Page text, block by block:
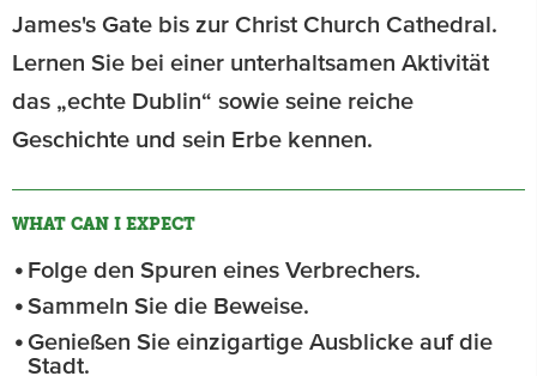
James's Gate bis zur Christ Church Cathedral.
Lernen Sie bei einer unterhaltsamen Aktivität
das „echte Dublin“ sowie seine reiche
Geschichte und sein Erbe kennen.
WHAT CAN I EXPECT
Folge den Spuren eines Verbrechers.
Sammeln Sie die Beweise.
Genießen Sie einzigartige Ausblicke auf die
Stadt.